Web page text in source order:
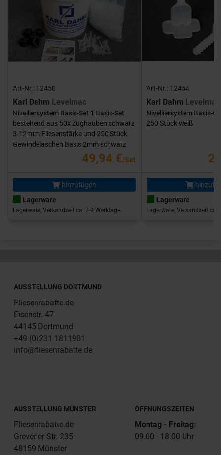
Art-Nr.: 12450
Karl Dahm Levelmac
Nivelliersystem Basis-Set 1 Basis-Set
bestehend aus 50x Zughauben schwarz
3-12 mm Fliesenstärke und 250 Stück
Gewindelaschen Basis 2mm schwarz
49,94 €/Set
hinzufügen
Lagerware
Lagerware, Versandzeit ca. 7-9 Werktage
Art-Nr.: 12454
Karl Dahm Levelmac
Nivelliersystem Basis-
250 Stück weiß
Lagerware
Lagerware, Versandzeit ca.
AUSSTELLUNG DORTMUND
Fliesenrabatte.de
Eisenstr. 47
44145 Dortmund
+49 (0)231 1811901
info@fliesenrabatte.de
AUSSTELLUNG MÜNSTER
Fliesenrabatte.de
Grevener Str. 235
48159 Münster
ÖFFNUNGSZEITEN
Montag - Freitag:
09.00 - 18.00 Uhr